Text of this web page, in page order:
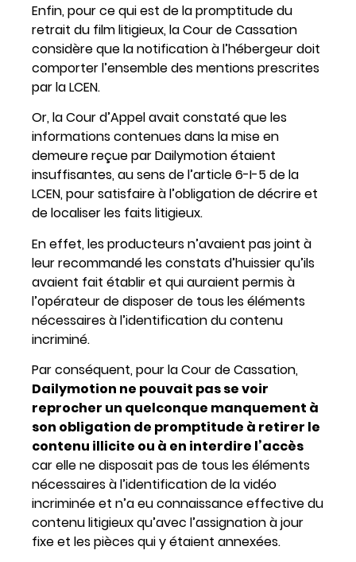
Enfin, pour ce qui est de la promptitude du
retrait du film litigieux, la Cour de Cassation
considère que la notification à l’hébergeur doit
comporter l’ensemble des mentions prescrites
par la LCEN.
Or, la Cour d’Appel avait constaté que les
informations contenues dans la mise en
demeure reçue par Dailymotion étaient
insuffisantes, au sens de l’article 6-I-5 de la
LCEN, pour satisfaire à l’obligation de décrire et
de localiser les faits litigieux.
En effet, les producteurs n’avaient pas joint à
leur recommandé les constats d’huissier qu’ils
avaient fait établir et qui auraient permis à
l’opérateur de disposer de tous les éléments
nécessaires à l’identification du contenu
incriminé.
Par conséquent, pour la Cour de Cassation,
Dailymotion ne pouvait pas se voir
reprocher un quelconque manquement à
son obligation de promptitude à retirer le
contenu illicite ou à en interdire l’accès
car elle ne disposait pas de tous les éléments
nécessaires à l’identification de la vidéo
incriminée et n’a eu connaissance effective du
contenu litigieux qu’avec l’assignation à jour
fixe et les pièces qui y étaient annexées.